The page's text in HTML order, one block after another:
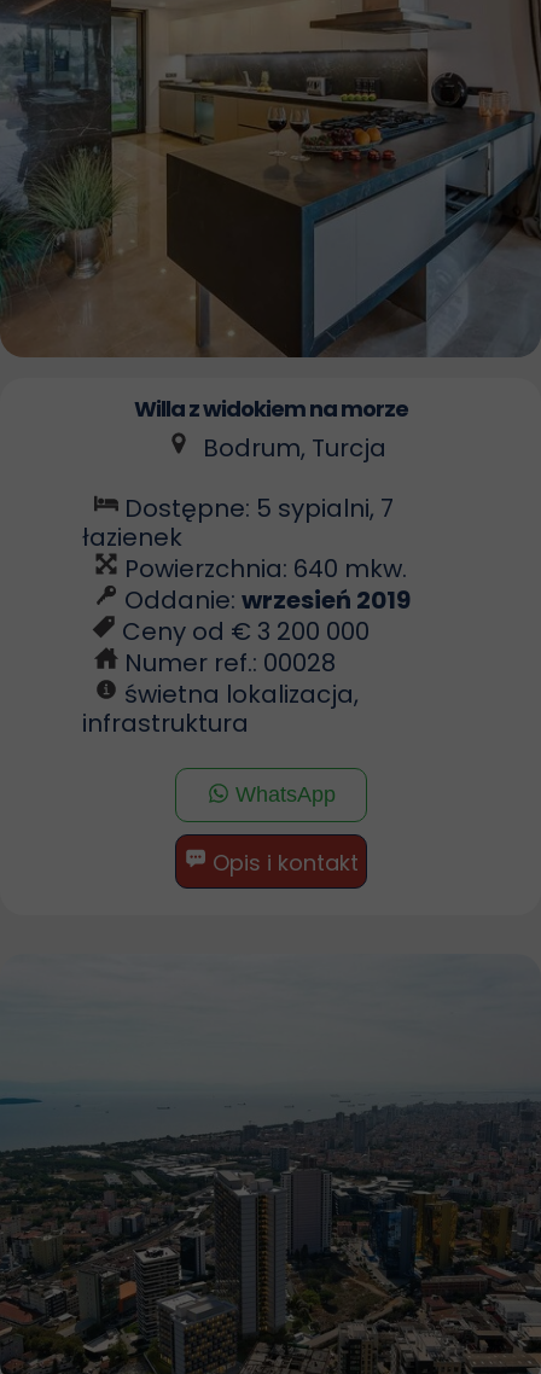
Opis i kontakt
Willa z widokiem na morze
Bodrum, Turcja
Dostępne: 5 sypialni, 7
łazienek
Powierzchnia: 640 mkw.
Oddanie: wrzesień 2019
Ceny od € 3 200 000
Numer ref.: 00028
świetna lokalizacja,
infrastruktura
WhatsApp